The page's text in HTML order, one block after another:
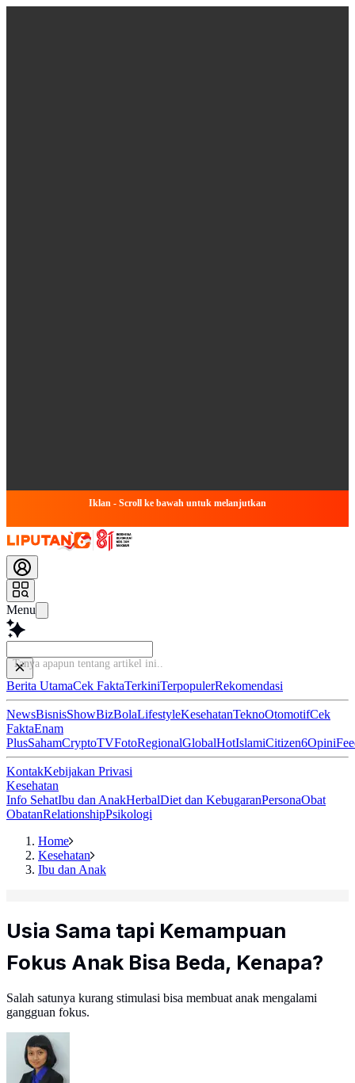
Iklan - Scroll ke bawah untuk melanjutkan
Menu
Tanya apapun tentang artikel ini...
Berita UtamaCek FaktaTerkiniTerpopulerRekomendasi
NewsBisnisShowBizBolaLifestyleKesehatanTeknoOtomotifCek
FaktaEnam
PlusSahamCryptoTVFotoRegionalGlobalHotIslamiCitizen6Opini
KontakKebijakan Privasi
Kesehatan
Info SehatIbu dan AnakHerbalDiet dan KebugaranPersonaObat
ObatanRelationshipPsikologi
Home
Kesehatan
Ibu dan Anak
Usia Sama tapi Kemampuan
Fokus Anak Bisa Beda, Kenapa?
Salah satunya kurang stimulasi bisa membuat anak mengalami
gangguan fokus.